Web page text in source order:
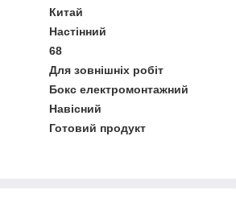
Китай
Настінний
68
Для зовнішніх робіт
Бокс електромонтажний
Навісний
Готовий продукт